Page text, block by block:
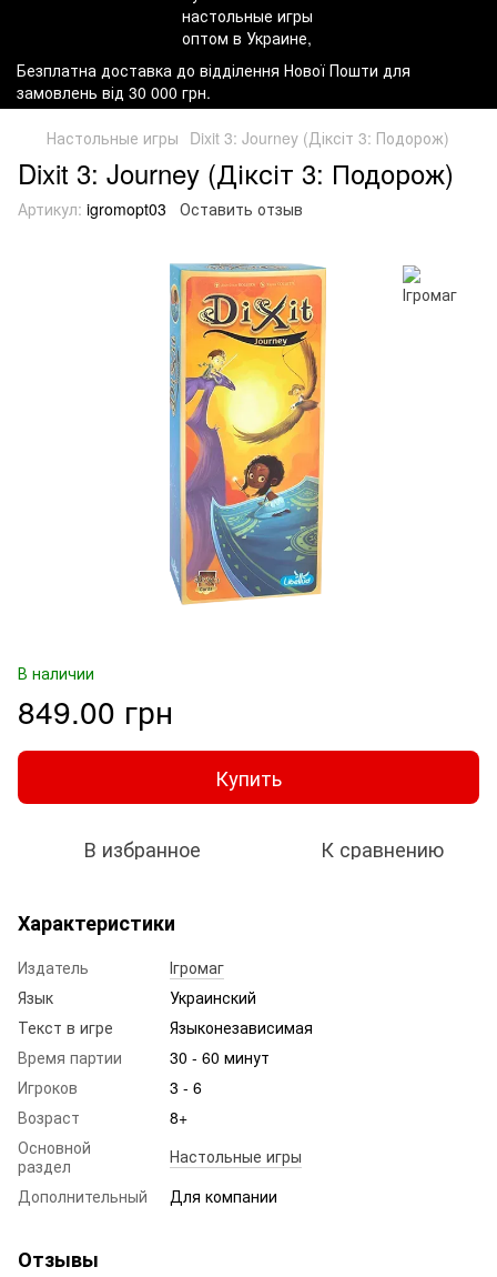
Безплатна доставка до відділення Нової Пошти для
замовлень від 30 000 грн.
Настольные игры Dixit 3: Journey (Діксіт 3: Подорож)
Dixit 3: Journey (Діксіт 3: Подорож)
Артикул: igromopt03 Оставить отзыв
В наличии
849.00 грн
Купить
В избранное К сравнению
Характеристики
Издатель
Ігромаг
Язык
Украинский
Текст в игре
Языконезависимая
Время партии
30 - 60 минут
Игроков
3 - 6
Возраст
8+
Основной
раздел
Настольные игры
Дополнительный
Для компании
Отзывы